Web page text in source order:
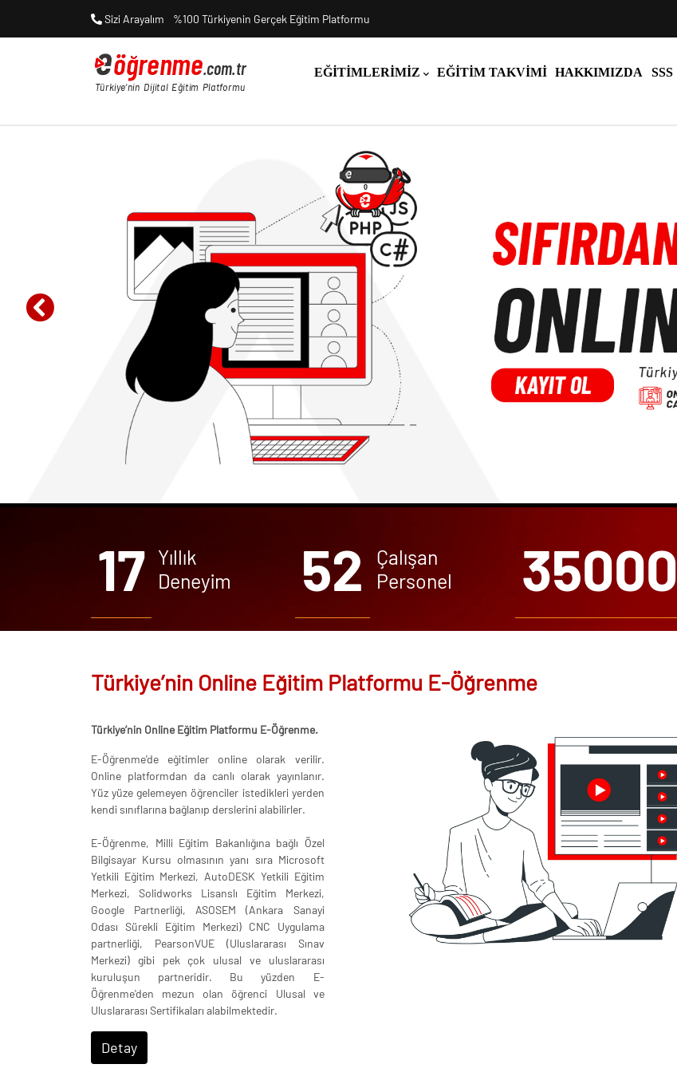
Sizi Arayalım %100 Türkiyenin Gerçek Eğitim Platformu
EĞITIMLERIMIZ EĞITIM TAKVIMI HAKKIMIZDA SSS
17 Yıllık
Deneyim
52
Çalışan
Personel
35000
Türkiye’nin Online Eğitim Platformu E-Öğrenme
Türkiye’nin Online Eğitim Platformu E-Öğrenme.
E-Öğrenme'de eğitimler online olarak verilir.
Online platformdan da canlı olarak yayınlanır.
Yüz yüze gelemeyen öğrenciler istedikleri yerden
kendi sınıflarına bağlanıp derslerini alabilirler.
E-Öğrenme, Milli Eğitim Bakanlığına bağlı Özel
Bilgisayar Kursu olmasının yanı sıra Microsoft
Yetkili Eğitim Merkezi, AutoDESK Yetkili Eğitim
Merkezi, Solidworks Lisanslı Eğitim Merkezi,
Google Partnerliği, ASOSEM (Ankara Sanayi
Odası Sürekli Eğitim Merkezi) CNC Uygulama
partnerliği, PearsonVUE (Uluslararası Sınav
Merkezi) gibi pek çok ulusal ve uluslararası
kuruluşun partneridir. Bu yüzden E-
Öğrenme'den mezun olan öğrenci Ulusal ve
Uluslararası Sertifikaları alabilmektedir.
Detay